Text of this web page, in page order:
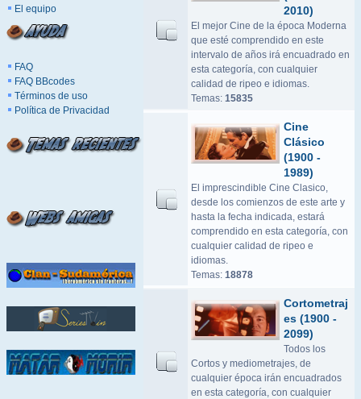
El equipo
FAQ
FAQ BBcodes
Términos de uso
Política de Privacidad
2010)
El mejor Cine de la época Moderna
que esté comprendido en este
intervalo de años irá encuadrado en
esta categoría, con cualquier
calidad de ripeo e idiomas.
Temas: 15835
Cine
Clásico
(1900 -
1989)
El imprescindible Cine Clasico,
desde los comienzos de este arte y
hasta la fecha indicada, estará
comprendido en esta categoría, con
cualquier calidad de ripeo e
idiomas.
Temas: 18878
Cortometraj
es (1900 -
2099)
Todos los
Cortos y mediometrajes, de
cualquier época irán encuadrados
en esta categoría, con cualquier